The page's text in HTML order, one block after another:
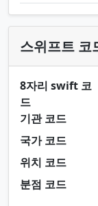
스위프트 코
8자리 swift 코
드
기관 코드
국가 코드
위치 코드
분점 코드